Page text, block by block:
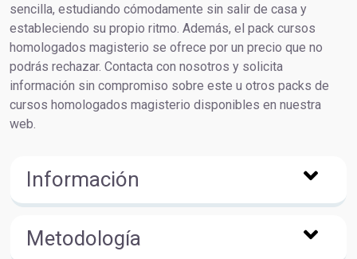
sencilla, estudiando cómodamente sin salir de casa y
estableciendo su propio ritmo. Además, el pack cursos
homologados magisterio se ofrece por un precio que no
podrás rechazar. Contacta con nosotros y solicita
información sin compromiso sobre este u otros packs de
cursos homologados magisterio disponibles en nuestra
web.
Información
Metodología